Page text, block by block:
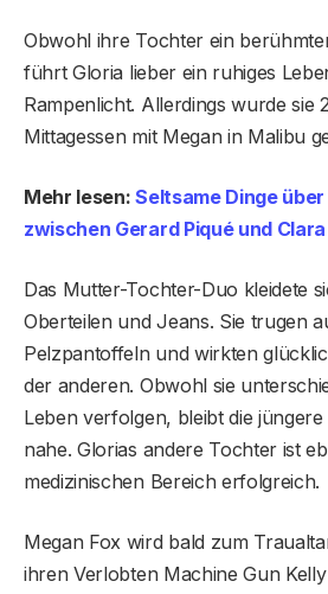
Obwohl ihre Tochter ein
führt Gloria lieber ein ruhiges
Rampenlicht. Allerdings wurde sie
Mittagessen mit Megan in Malibu
Mehr lesen:Seltsame Dinge
zwischen Gerard Piqué und
Das Mutter-Tochter-Duo kleidete
Oberteilen und Jeans. Sie trugen
Pelzpantoffeln und wirkten
der anderen. Obwohl sie
Leben verfolgen, bleibt die
nahe. Glorias andere Tochter ist
medizinischen Bereich erfolgreich.
Megan Fox wird bald zum
ihren Verlobten Machine Gun